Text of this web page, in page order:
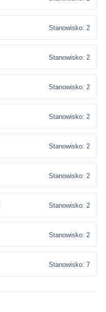
Stanowisko: 2
Stanowisko: 2
Stanowisko: 2
Stanowisko: 2
Stanowisko: 2
Stanowisko: 2
Stanowisko: 2
Stanowisko: 2
Stanowisko: 7